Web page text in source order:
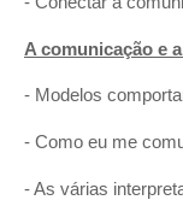
A comunicação e
- Modelos
- Como eu me
- As várias